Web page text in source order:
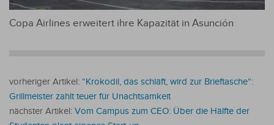
Copa Airlines erweitert ihre Kapazität in Asunción
vorheriger Artikel: “Krokodil, das schläft, wird zur Brieftasche“:
Grillmeister zahlt teuer für Unachtsamkeit
nächster Artikel: Vom Campus zum CEO: Über die Hälfte der